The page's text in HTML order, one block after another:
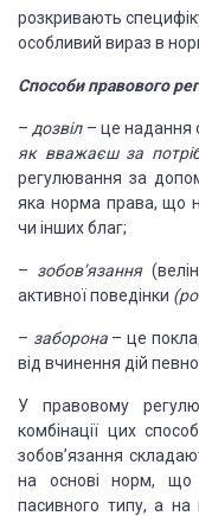
розкривають
особливий вираз в
Способи правового
– дозвіл – це надання
як вважаєш за
регулювання за
яка норма права, що
чи інших благ;
– зобов’язання
активної поведінки
– заборона – це
від вчинення дій
У правовому
комбінації цих
зобов’язання
на основі норм, що
пасивного типу, а на